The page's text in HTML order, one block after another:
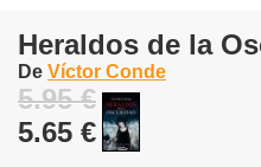
Heraldos de la
De Víctor Conde
5.95 €
5.65 €